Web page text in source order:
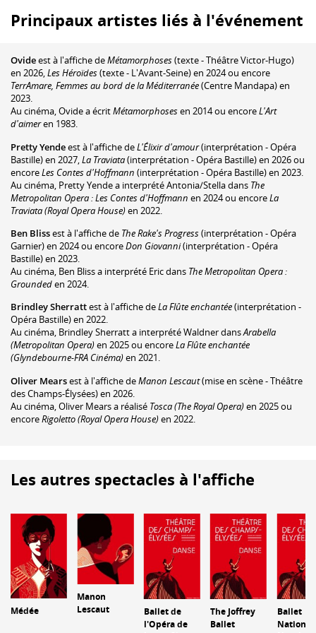
Principaux artistes liés à l'événement
Ovideest à l'affiche deMétamorphoses(texte - Théâtre Victor-Hugo)
en 2026,Les Héroïdes(texte - L'Avant-Seine) en 2024 ou encore
TerrAmare, Femmes au bord de la Méditerranée(Centre Mandapa) en
2023.
Au cinéma, Ovide a écritMétamorphosesen 2014 ou encoreL'Art
d'aimeren 1983.
Pretty Yendeest à l'affiche deL'Élixir d'amour(interprétation - Opéra
Bastille) en 2027,La Traviata(interprétation - Opéra Bastille) en 2026 ou
encoreLes Contes d'Hoffmann (interprétation - Opéra Bastille) en 2023.
Au cinéma, Pretty Yende a interprété Antonia/Stella dans The
Metropolitan Opera : Les Contes d'Hoffmann en 2024 ou encoreLa
Traviata (Royal Opera House)en 2022.
Ben Blissest à l'affiche de The Rake's Progress(interprétation - Opéra
Garnier) en 2024 ou encoreDon Giovanni(interprétation - Opéra
Bastille) en 2023.
Au cinéma, Ben Bliss a interprété Eric dans The Metropolitan Opera :
Groundeden 2024.
Brindley Sherrattest à l'affiche deLa Flûte enchantée(interprétation -
Opéra Bastille) en 2022.
Au cinéma, Brindley Sherratt a interprété Waldner dansArabella
(Metropolitan Opera)en 2025 ou encoreLa Flûte enchantée
(Glyndebourne-FRA Cinéma)en 2021.
Oliver Mearsest à l'affiche deManon Lescaut(mise en scène - Théâtre
des Champs-Élysées) en 2026.
Au cinéma, Oliver Mears a réalisé Tosca (The Royal Opera)en 2025 ou
encoreRigoletto (Royal Opera House)en 2022.
Les autres spectacles à l'affiche
Médée
Manon
Lescaut
Ballet de
l'Opéra de
The Joffrey
Ballet
Ballet
National